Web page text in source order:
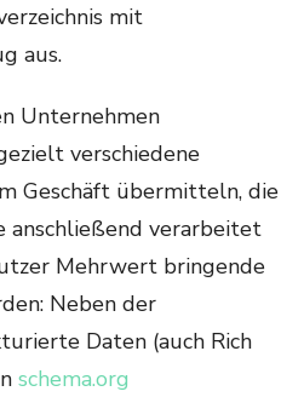
mit
aus.
Unternehmen
verschiedene
Geschäft übermitteln, die
anschließend verarbeitet
Mehrwert bringende
Neben der
Daten (auch Rich
schema.org